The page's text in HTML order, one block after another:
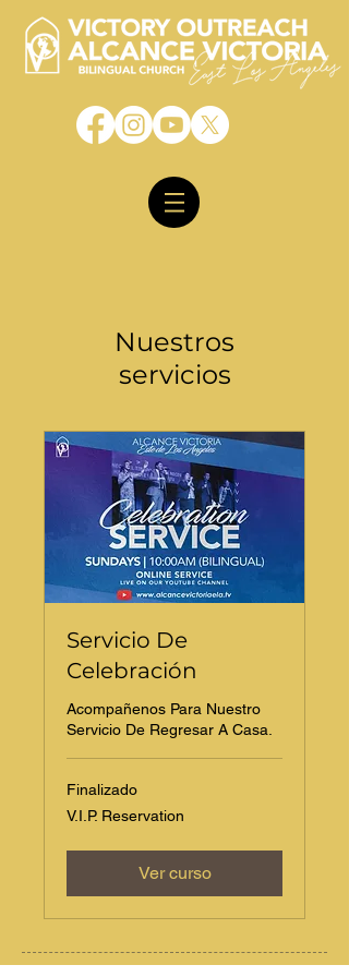
Nuestros
servicios
Servicio De
Celebración
Acompañenos Para Nuestro
Servicio De Regresar A Casa.
Finalizado
V.I.P.
Reservation
V.I.P. Reservation
Ver curso